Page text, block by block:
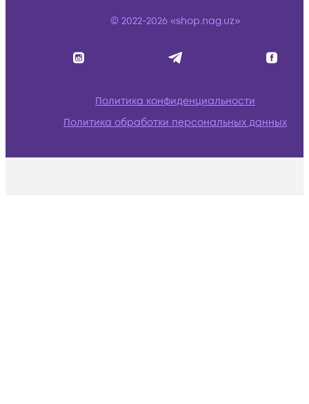
© 2022-2026 «shop.nag.uz»
Политика конфиденциальности
Политика обработки персональных данных